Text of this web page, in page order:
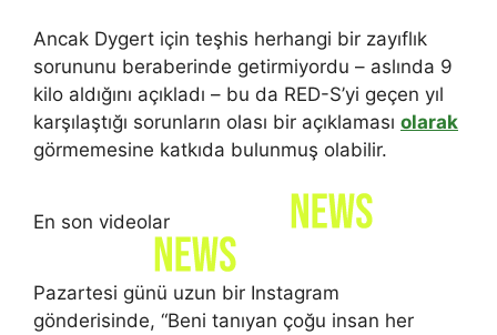
Ancak Dygert için teşhis herhangi bir zayıflık
sorununu beraberinde getirmiyordu – aslında 9
kilo aldığını açıkladı – bu da RED-S’yi geçen yıl
karşılaştığı sorunların olası bir açıklaması olarak
görmemesine katkıda bulunmuş olabilir.
En son videolar
Pazartesi günü uzun bir Instagram
gönderisinde, “Beni tanıyan çoğu insan her